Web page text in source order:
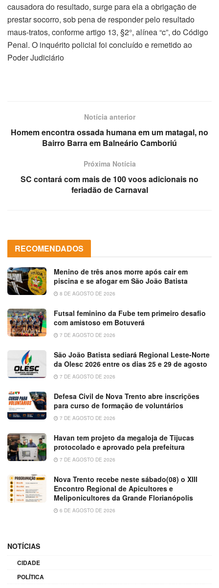
causadora do resultado, surge para ela a obrigação de
prestar socorro, sob pena de responder pelo resultado
maus-tratos, conforme artigo 13, §2°, alínea “c”, do Código
Penal. O inquérito policial foi concluído e remetido ao
Poder Judiciário
Notícia anterior
Homem encontra ossada humana em um matagal, no
Bairro Barra em Balneário Camboriú
Próxima Notícia
SC contará com mais de 100 voos adicionais no
feriadão de Carnaval
RECOMENDADOS
Menino de três anos morre após cair em
piscina e se afogar em São João Batista
8 DE AGOSTO DE 2026
Futsal feminino da Fube tem primeiro desafio
com amistoso em Botuverá
7 DE AGOSTO DE 2026
São João Batista sediará Regional Leste-Norte
da Olesc 2026 entre os dias 25 e 29 de agosto
7 DE AGOSTO DE 2026
Defesa Civil de Nova Trento abre inscrições
para curso de formação de voluntários
7 DE AGOSTO DE 2026
Havan tem projeto da megaloja de Tijucas
protocolado e aprovado pela prefeitura
7 DE AGOSTO DE 2026
Nova Trento recebe neste sábado(08) o XIII
Encontro Regional de Apicultores e
Meliponicultores da Grande Florianópolis
6 DE AGOSTO DE 2026
NOTÍCIAS
CIDADE
POLÍTICA